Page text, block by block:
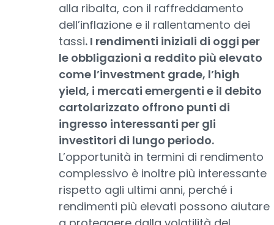
alla ribalta, con il raffreddamento
dell’inflazione e il rallentamento dei
tassi. I rendimenti iniziali di oggi per
le obbligazioni a reddito più elevato
come l’investment grade, l’high
yield, i mercati emergenti e il debito
cartolarizzato offrono punti di
ingresso interessanti per gli
investitori di lungo periodo.
L’opportunità in termini di rendimento
complessivo è inoltre più interessante
rispetto agli ultimi anni, perché i
rendimenti più elevati possono aiutare